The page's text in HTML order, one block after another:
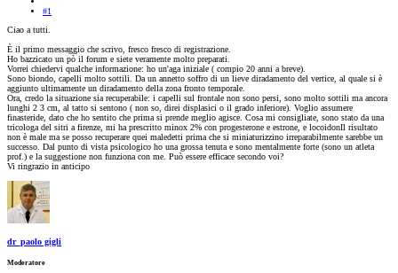
#1
Ciao a tutti.
È il primo messaggio che scrivo, fresco fresco di registrazione.
Ho bazzicato un pò il forum e siete veramente molto preparati.
Vorrei chiedervi qualche informazione: ho un'aga iniziale ( compio 20 anni a breve).
Sono biondo, capelli molto sottili. Da un annetto soffro di un lieve diradamento del vertice, al quale si è
aggiunto ultimamente un diradamento della zona fronto temporale.
Ora, credo la situazione sia recuperabile: i capelli sul frontale non sono persi, sono molto sottili ma ancora
lunghi 2 3 cm, al tatto si sentono ( non so, direi displasici o il grado inferiore). Voglio assumere
finasteride, dato che ho sentito che prima si prende meglio agisce. Cosa mi consigliate, sono stato da una
tricologa del sitri a firenze, mi ha prescritto minox 2% con progesterone e estrone, e locoidonIl risultato
non è male ma se posso recuperare quei maledetti prima che si miniaturizzino irreparabilmente sarebbe un
successo. Dal punto di vista psicologico ho una grossa tenuta e sono mentalmente forte (sono un atleta
prof.) e la suggestione non funziona con me. Può essere efficace secondo voi?
Vi ringrazio in anticipo
dr_paolo gigli
Moderatore